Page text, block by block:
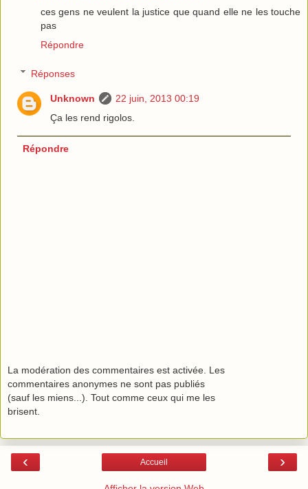
ces gens ne veulent la justice que quand elle ne les touche
pas
Répondre
Réponses
Unknown
22 juin, 2013 00:19
Ça les rend rigolos.
Répondre
La modération des commentaires est activée. Les
commentaires anonymes ne sont pas publiés
(sauf les miens...). Tout comme ceux qui me les
brisent.
‹ ›
Accueil